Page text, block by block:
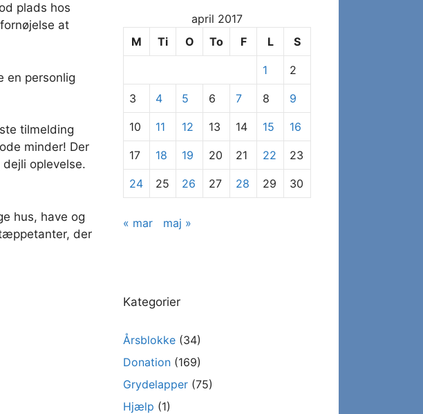
plads hos
at
en personlig
tilmelding
minder! Der
oplevelse.
hus, have og
der
se
specifikke
indlæg
april 2017
M
Ti O To F L S
1 2
3 4 5 6 7 8 9
10 11 12 13 14 15 16
17 18 19 20 21 22 23
24 25 26 27 28 29 30
« mar maj »
Kategorier
Årsblokke (34)
Donation (169)
Grydelapper (75)
Hjælp (1)